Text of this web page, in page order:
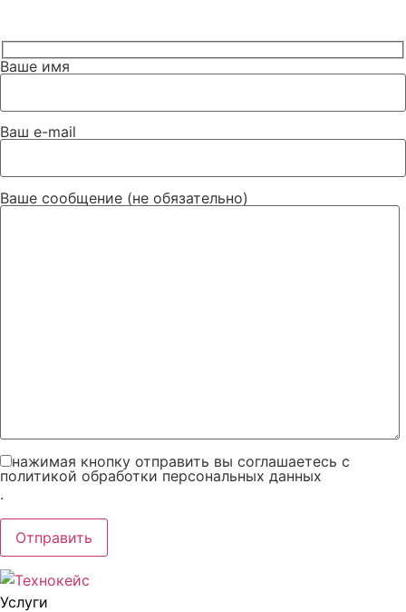
Ваше имя
Ваш e-mail
Ваше сообщение (не обязательно)
нажимая кнопку отправить вы соглашаетесь с
политикой обработки персональных данных
.
Услуги